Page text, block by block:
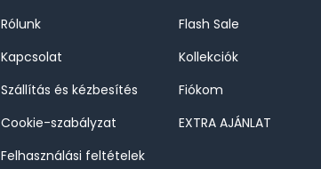
Rólunk
Kapcsolat
Szállítás és kézbesítés
Cookie-szabályzat
Felhasználási feltételek
Flash Sale
Kollekciók
Fiókom
EXTRA AJÁNLAT